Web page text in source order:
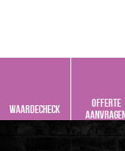
Waardecheck
offerte